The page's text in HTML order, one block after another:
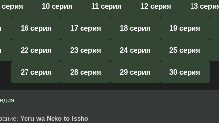
серия 10 серия 11 серия 12 серия 13
16 серия 17 серия 18 серия 19 серия
22 серия 23 серия 24 серия 25 серия
27 серия 28 серия 29 серия 30 серия
Yoru wa Neko to Issho